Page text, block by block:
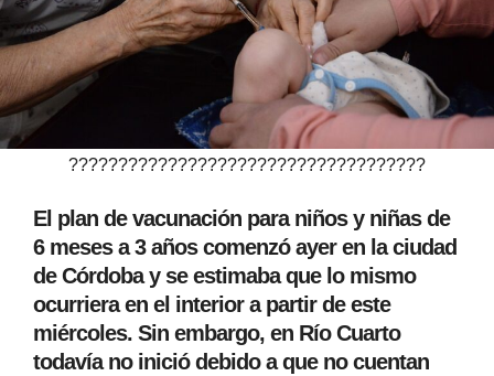
????????????????????????????????????
El plan de vacunación para niños y niñas de
6 meses a 3 años comenzó ayer en la ciudad
de Córdoba y se estimaba que lo mismo
ocurriera en el interior a partir de este
miércoles. Sin embargo, en Río Cuarto
todavía no inició debido a que no cuentan